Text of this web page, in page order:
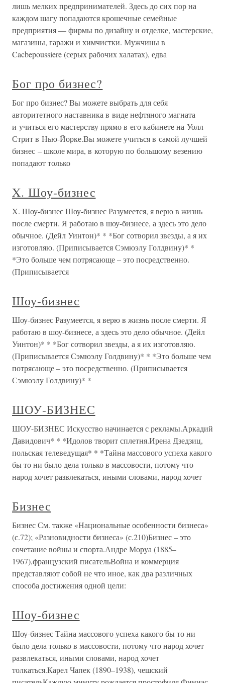
лишь мелких предпринимателей. Здесь до сих пор на
каждом шагу попадаются крошечные семейные
предприятия — фирмы по дизайну и отделке, мастерские,
магазины, гаражи и химчистки. Мужчины в
Cacbepoussiere (серых рабочих халатах), едва
Бог про бизнес?
Бог про бизнес? Вы можете выбрать для себя
авторитетного наставника в виде нефтяного магната
и учиться его мастерству прямо в его кабинете на Уолл-
Стрит в Нью-Йорке.Вы можете учиться в самой лучшей
бизнес – школе мира, в которую по большому везению
попадают только
X. Шоу-бизнес
X. Шоу-бизнес Шоу-бизнес Разумеется, я верю в жизнь
после смерти. Я работаю в шоу-бизнесе, а здесь это дело
обычное. (Дейл Уинтон)* * *Бог сотворил звезды, а я их
изготовляю. (Приписывается Сэмюэлу Голдвину)* *
*Это больше чем потрясающе – это посредственно.
(Приписывается
Шоу-бизнес
Шоу-бизнес Разумеется, я верю в жизнь после смерти. Я
работаю в шоу-бизнесе, а здесь это дело обычное. (Дейл
Уинтон)* * *Бог сотворил звезды, а я их изготовляю.
(Приписывается Сэмюэлу Голдвину)* * *Это больше чем
потрясающе – это посредственно. (Приписывается
Сэмюэлу Голдвину)* *
ШОУ-БИЗНЕС
ШОУ-БИЗНЕС Искусство начинается с рекламы.Аркадий
Давидович* * *Идолов творит сплетня.Ирена Дзедзиц,
польская телеведущая* * *Тайна массового успеха какого
бы то ни было дела только в массовости, потому что
народ хочет развлекаться, иными словами, народ хочет
Бизнес
Бизнес См. также «Национальные особенности бизнеса»
(с.72); «Разновидности бизнеса» (с.210)Бизнес – это
сочетание войны и спорта.Андре Моруа (1885–
1967),французский писательВойна и коммерция
представляют собой не что иное, как два различных
способа достижения одной цели:
Шоу-бизнес
Шоу-бизнес Тайна массового успеха какого бы то ни
было дела только в массовости, потому что народ хочет
развлекаться, иными словами, народ хочет
толкаться.Карел Чапек (1890–1938), чешский